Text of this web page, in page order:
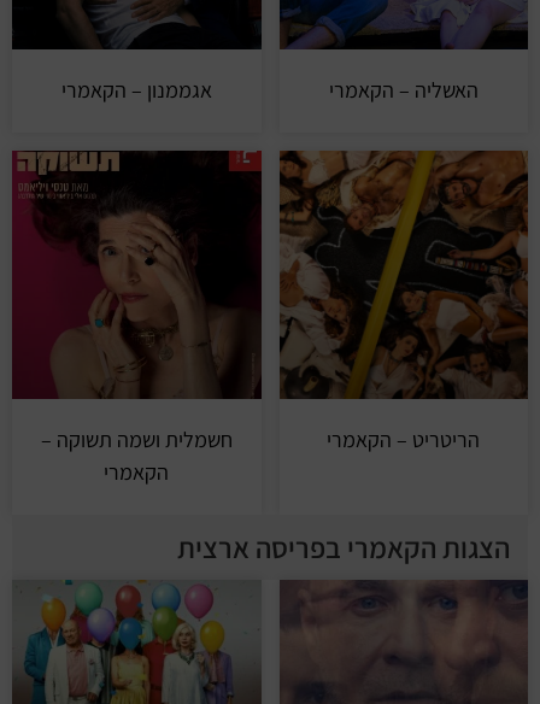
האשליה – הקאמרי אגממנון – הקאמרי
הריטריט – הקאמרי
חשמלית ושמה תשוקה –
הקאמרי
הצגות הקאמרי בפריסה ארצית